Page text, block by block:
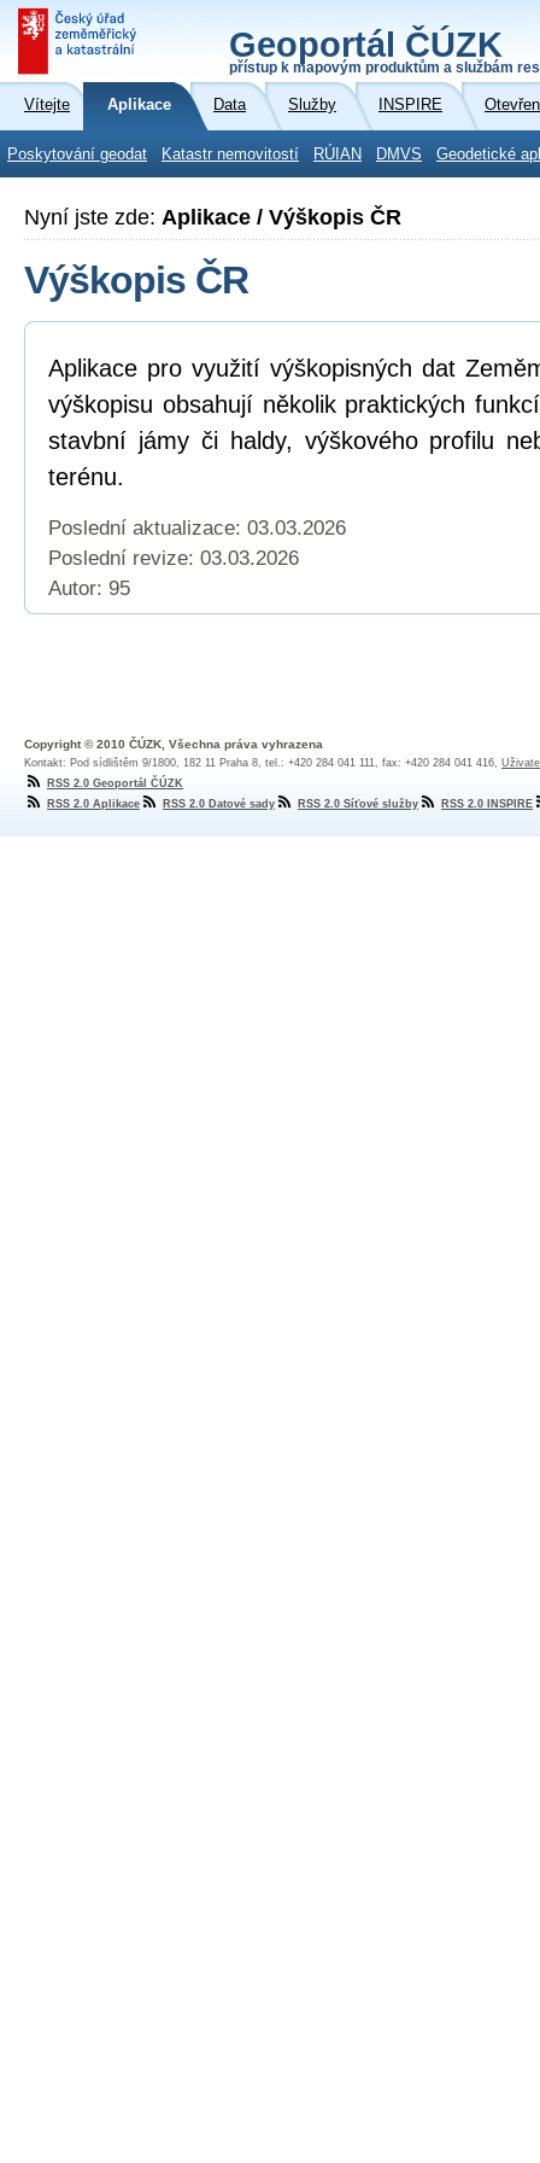
Geoportál ČÚZK
přístup k mapovým produktům a službám
Vítejte Aplikace Data Služby INSPIRE
Poskytování geodat Katastr nemovitostí RÚIAN DMVS Geodetické
Nyní jste zde: Aplikace / Výškopis ČR
Výškopis ČR
Aplikace pro využití výškopisných dat
výškopisu obsahují několik praktických
stavbní jámy či haldy, výškového profilu
terénu.
Poslední aktualizace: 03.03.2026
Poslední revize: 03.03.2026
Autor: 95
Copyright © 2010 ČÚZK, Všechna práva vyhrazena
Kontakt: Pod sídlištěm 9/1800, 182 11 Praha 8, tel.: +420 284 041 111, fax: +420 284 041 416,
RSS 2.0 Geoportál ČÚZK
RSS 2.0 Aplikace
RSS 2.0 Datové sady RSS 2.0 Síťové služby RSS 2.0 INSPIRE